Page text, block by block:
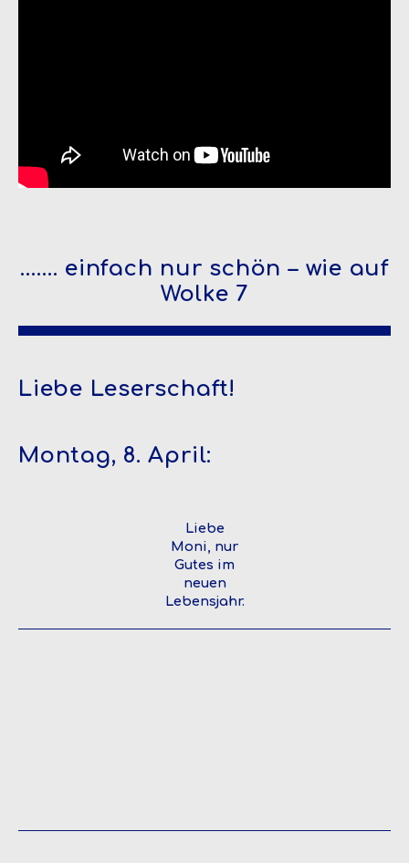
……. einfach nur schön – wie auf
Wolke 7
Liebe Leserschaft!
Montag, 8. April:
Liebe
Moni, nur
Gutes im
neuen
Lebensjahr.